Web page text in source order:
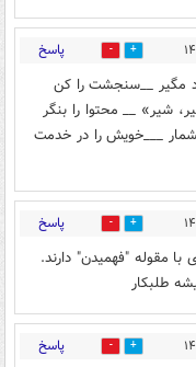
0 پاسخ
مگیر __سنجشت را کن
شیر‌» __ محتوا را بنگر
___خویش را در خدمت
2 پاسخ
مقوله "فهمیدن" دارند.
طلبکار
6 پاسخ